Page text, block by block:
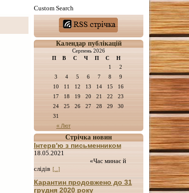
Custom Search
Календар публікацій
Серпень 2026
П
В С Ч П С Н
« Лют
1
2
3
4 5 6 7 8
9
10
11 12 13 14 15
16
17
18 19 20 21 22
23
24
25 26 27 28 29
30
31
Стрічка новин
Інтерв'ю з письменником
18.05.2021
«Час минає й
слідів [...]
Карантин продовжено до 31
грудня 2020 року